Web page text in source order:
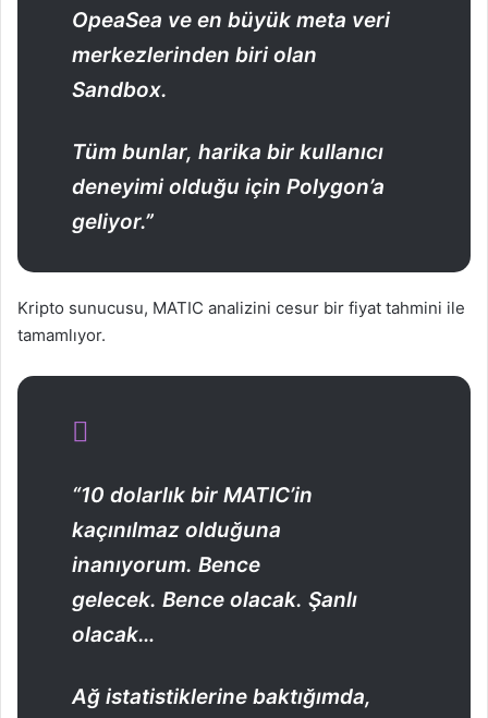
OpeaSea ve en büyük meta veri
merkezlerinden biri olan
Sandbox.
Tüm bunlar, harika bir kullanıcı
deneyimi olduğu için Polygon’a
geliyor.”
Kripto sunucusu, MATIC analizini cesur bir fiyat tahmini ile
tamamlıyor.
“10 dolarlık bir MATIC’in
kaçınılmaz olduğuna
inanıyorum. Bence
gelecek. Bence olacak. Şanlı
olacak…
Ağ istatistiklerine baktığımda,